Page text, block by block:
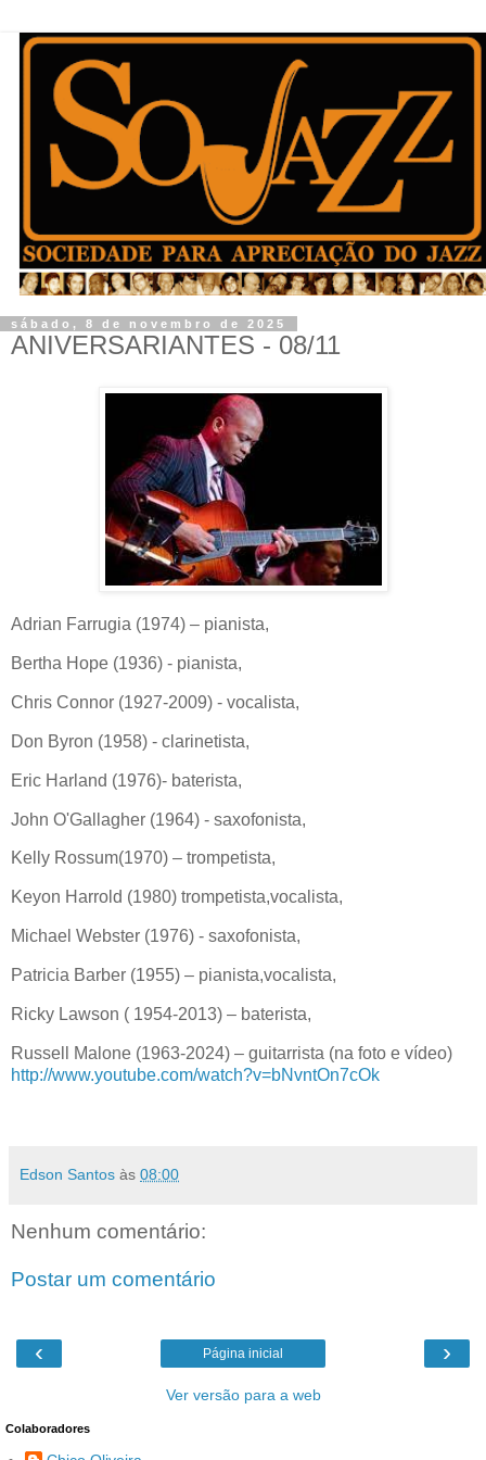
sábado, 8 de novembro de 2025
ANIVERSARIANTES - 08/11
Adrian Farrugia (1974) – pianista,
Bertha Hope (1936) - pianista,
Chris Connor (1927-2009) - vocalista,
Don Byron (1958) - clarinetista,
Eric Harland (1976)- baterista,
John O'Gallagher (1964) - saxofonista,
Kelly Rossum(1970) – trompetista,
Keyon Harrold (1980) trompetista,vocalista,
Michael Webster (1976) - saxofonista,
Patricia Barber (1955) – pianista,vocalista,
Ricky Lawson ( 1954-2013) – baterista,
Russell Malone (1963-2024) – guitarrista (na foto e vídeo)
http://www.youtube.com/watch?v=bNvntOn7cOk
Edson Santos às 08:00
Nenhum comentário:
Postar um comentário
‹ ›
Página inicial
Ver versão para a web
Colaboradores